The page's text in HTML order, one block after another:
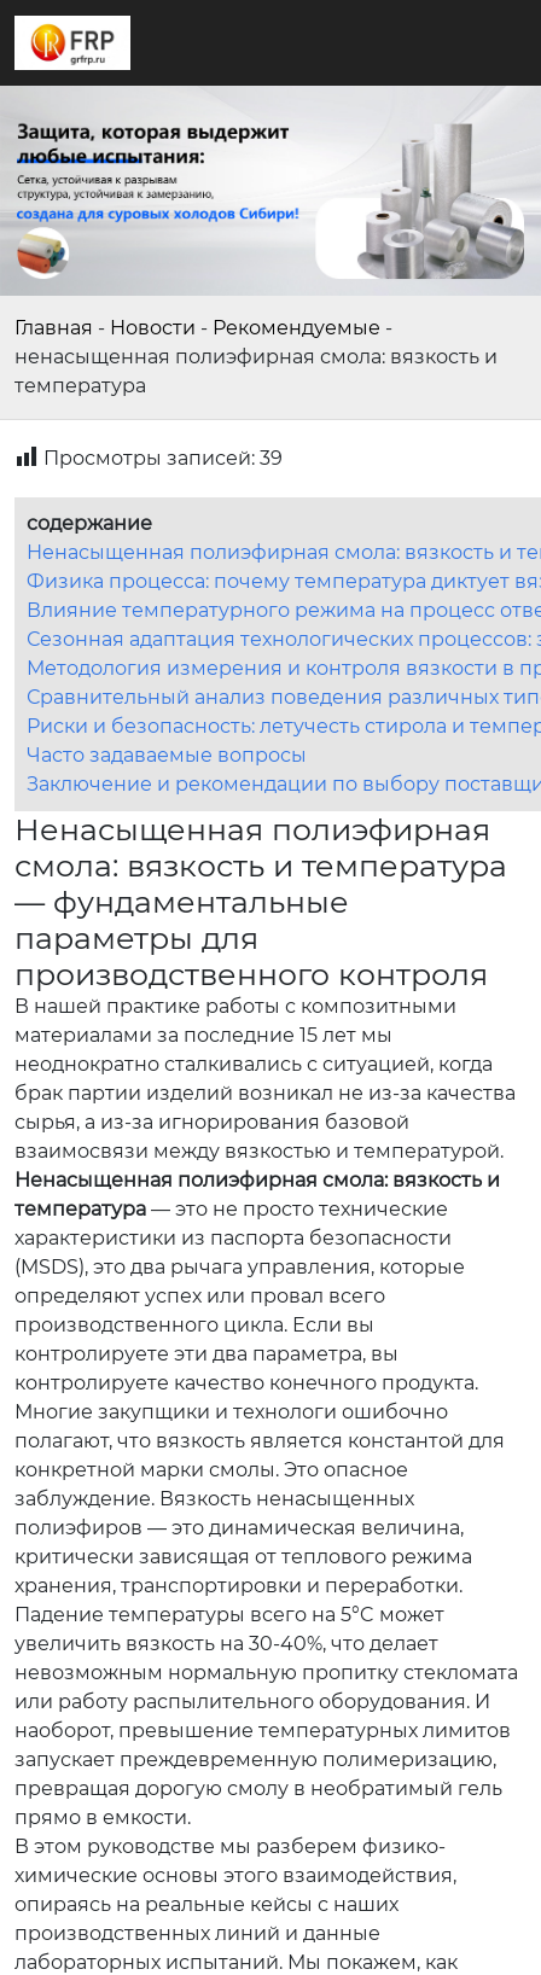
Главная - Новости - Рекомендуемые -
ненасыщенная полиэфирная смола: вязкость и
температура
Просмотры записей: 39
содержание
Ненасыщенная полиэфирная смола: вязкость и
Физика процесса: почему температура диктует
Влияние температурного режима на процесс
Сезонная адаптация технологических процессов:
Методология измерения и контроля вязкости в
Сравнительный анализ поведения различных
Риски и безопасность: летучесть стирола и
Часто задаваемые вопросы
Заключение и рекомендации по выбору
Ненасыщенная полиэфирная
смола: вязкость и температура
— фундаментальные
параметры для
производственного контроля
В нашей практике работы с композитными
материалами за последние 15 лет мы
неоднократно сталкивались с ситуацией, когда
брак партии изделий возникал не из-за качества
сырья, а из-за игнорирования базовой
взаимосвязи между вязкостью и температурой.
Ненасыщенная полиэфирная смола: вязкость и
температура — это не просто технические
характеристики из паспорта безопасности
(MSDS), это два рычага управления, которые
определяют успех или провал всего
производственного цикла. Если вы
контролируете эти два параметра, вы
контролируете качество конечного продукта.
Многие закупщики и технологи ошибочно
полагают, что вязкость является константой для
конкретной марки смолы. Это опасное
заблуждение. Вязкость ненасыщенных
полиэфиров — это динамическая величина,
критически зависящая от теплового режима
хранения, транспортировки и переработки.
Падение температуры всего на 5°C может
увеличить вязкость на 30-40%, что делает
невозможным нормальную пропитку стекломата
или работу распылительного оборудования. И
наоборот, превышение температурных лимитов
запускает преждевременную полимеризацию,
превращая дорогую смолу в необратимый гель
прямо в емкости.
В этом руководстве мы разберем физико-
химические основы этого взаимодействия,
опираясь на реальные кейсы с наших
производственных линий и данные
лабораторных испытаний. Мы покажем, как